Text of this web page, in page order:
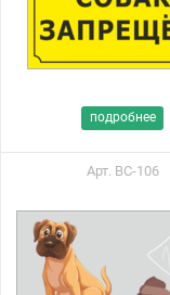
подробнее
Арт. ВС-106